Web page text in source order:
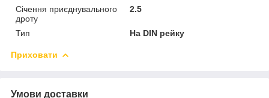
Січення приєднувального
дроту
2.5
Тип На DIN рейку
Приховати
Умови доставки